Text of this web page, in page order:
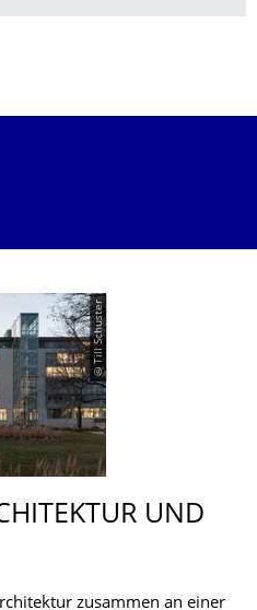
© Till Schuster
UND
zusammen an einer